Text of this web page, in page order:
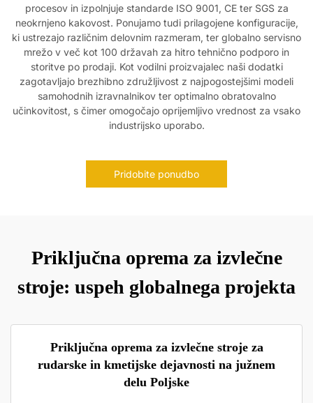
procesov in izpolnjuje standarde ISO 9001, CE ter SGS za
neokrnjeno kakovost. Ponujamo tudi prilagojene konfiguracije,
ki ustrezajo različnim delovnim razmeram, ter globalno servisno
mrežo v več kot 100 državah za hitro tehnično podporo in
storitve po prodaji. Kot vodilni proizvajalec naši dodatki
zagotavljajo brezhibno združljivost z najpogostejšimi modeli
samohodnih izravnalnikov ter optimalno obratovalno
učinkovitost, s čimer omogočajo oprijemljivo vrednost za vsako
industrijsko uporabo.
Pridobite ponudbo
Priključna oprema za izvlečne
stroje: uspeh globalnega projekta
Priključna oprema za izvlečne stroje za
rudarske in kmetijske dejavnosti na južnem
delu Poljske